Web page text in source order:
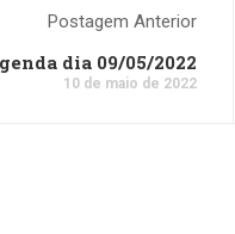
Postagem Anterior
dia 09/05/2022
10 de maio de 2022